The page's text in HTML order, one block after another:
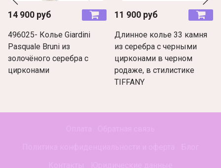
14 900 руб
496025- Колье Giardini
Pasquale Bruni из
золочёного серебра с
цирконами
11 900 руб
Длинное колье 33 камня
из серебра с черными
цирконами в черном
родаже, в стилистике
TIFFANY